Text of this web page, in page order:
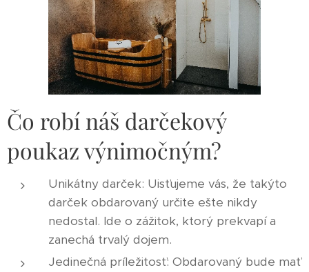
Čo robí náš darčekový
poukaz výnimočným?
Unikátny darček: Uisťujeme vás, že takýto
darček obdarovaný určite ešte nikdy
nedostal. Ide o zážitok, ktorý prekvapí a
zanechá trvalý dojem.
Jedinečná príležitosť: Obdarovaný bude mať